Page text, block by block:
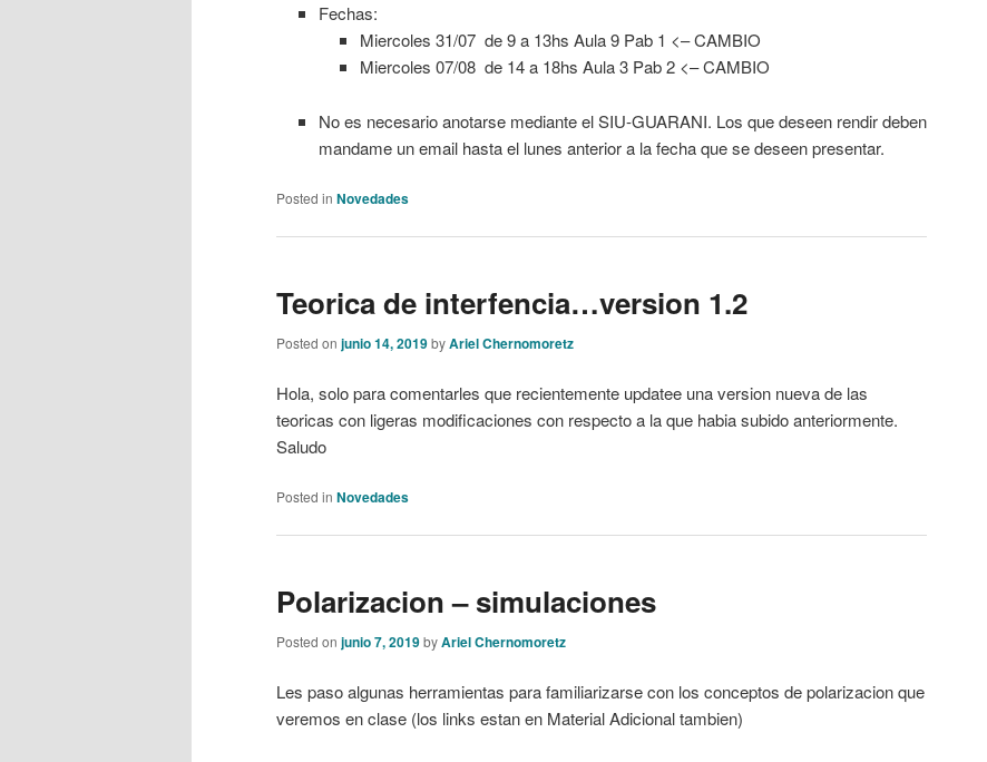
Fechas:
Miercoles 31/07 de 9 a 13hs Aula 9 Pab 1 <– CAMBIO
Miercoles 07/08 de 14 a 18hs Aula 3 Pab 2 <– CAMBIO
No es necesario anotarse mediante el SIU-GUARANI. Los que deseen rendir deben
mandame un email hasta el lunes anterior a la fecha que se deseen presentar.
Posted in Novedades
Teorica de interfencia…version 1.2
Posted on junio 14, 2019byAriel Chernomoretz
Hola, solo para comentarles que recientemente updatee una version nueva de las
teoricas con ligeras modificaciones con respecto a la que habia subido anteriormente.
Saludo
Posted in Novedades
Polarizacion – simulaciones
Posted on junio 7, 2019byAriel Chernomoretz
Les paso algunas herramientas para familiarizarse con los conceptos de polarizacion que
veremos en clase (los links estan en Material Adicional tambien)